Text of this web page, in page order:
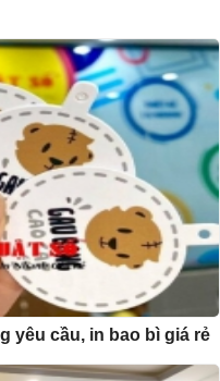
yêu cầu, in bao bì giá rẻ